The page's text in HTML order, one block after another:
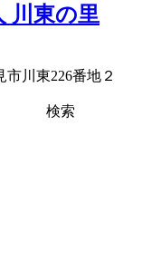
市川東226番地２